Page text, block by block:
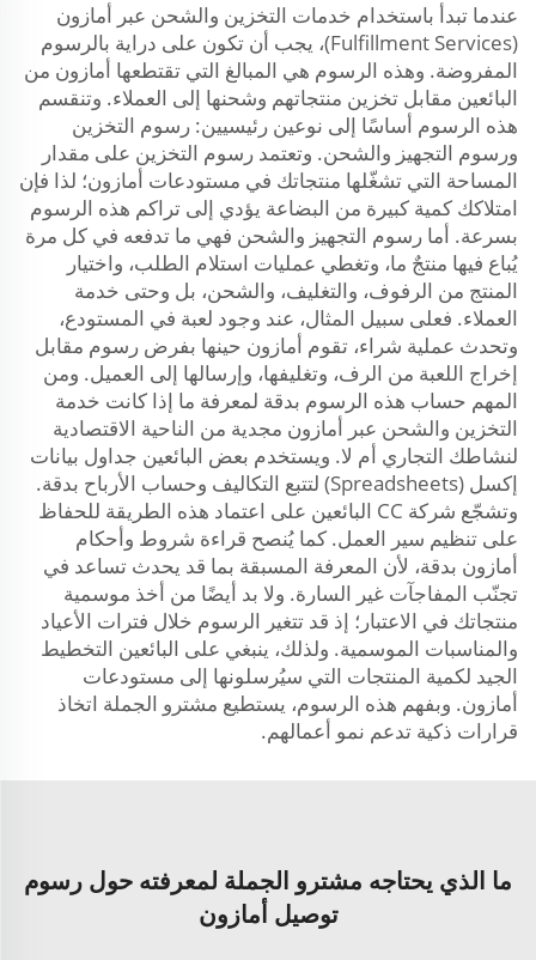
عندما تبدأ باستخدام خدمات التخزين والشحن عبر أمازون
(Fulfillment Services)، يجب أن تكون على دراية بالرسوم
المفروضة. وهذه الرسوم هي المبالغ التي تقتطعها أمازون من
البائعين مقابل تخزين منتجاتهم وشحنها إلى العملاء. وتنقسم
هذه الرسوم أساسًا إلى نوعين رئيسيين: رسوم التخزين
ورسوم التجهيز والشحن. وتعتمد رسوم التخزين على مقدار
المساحة التي تشغّلها منتجاتك في مستودعات أمازون؛ لذا فإن
امتلاكك كمية كبيرة من البضاعة يؤدي إلى تراكم هذه الرسوم
بسرعة. أما رسوم التجهيز والشحن فهي ما تدفعه في كل مرة
يُباع فيها منتجٌ ما، وتغطي عمليات استلام الطلب، واختيار
المنتج من الرفوف، والتغليف، والشحن، بل وحتى خدمة
العملاء. فعلى سبيل المثال، عند وجود لعبة في المستودع،
وتحدث عملية شراء، تقوم أمازون حينها بفرض رسوم مقابل
إخراج اللعبة من الرف، وتغليفها، وإرسالها إلى العميل. ومن
المهم حساب هذه الرسوم بدقة لمعرفة ما إذا كانت خدمة
التخزين والشحن عبر أمازون مجدية من الناحية الاقتصادية
لنشاطك التجاري أم لا. ويستخدم بعض البائعين جداول بيانات
إكسل (Spreadsheets) لتتبع التكاليف وحساب الأرباح بدقة.
وتشجّع شركة CC البائعين على اعتماد هذه الطريقة للحفاظ
على تنظيم سير العمل. كما يُنصح قراءة شروط وأحكام
أمازون بدقة، لأن المعرفة المسبقة بما قد يحدث تساعد في
تجنّب المفاجآت غير السارة. ولا بد أيضًا من أخذ موسمية
منتجاتك في الاعتبار؛ إذ قد تتغير الرسوم خلال فترات الأعياد
والمناسبات الموسمية. ولذلك، ينبغي على البائعين التخطيط
الجيد لكمية المنتجات التي سيُرسلونها إلى مستودعات
أمازون. وبفهم هذه الرسوم، يستطيع مشترو الجملة اتخاذ
قرارات ذكية تدعم نمو أعمالهم.
ما الذي يحتاجه مشترو الجملة لمعرفته حول رسوم
توصيل أمازون